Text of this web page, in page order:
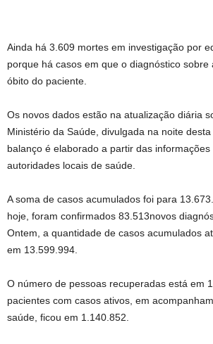
Ainda há 3.609 mortes em investigação por
porque há casos em que o diagnóstico sobre
óbito do paciente.
Os novos dados estão na atualização diária
Ministério da Saúde, divulgada na noite
balanço é elaborado a partir das
autoridades locais de saúde.
A soma de casos acumulados foi para
hoje, foram confirmados 83.513novos
Ontem, a quantidade de casos acumulados
em 13.599.994.
O número de pessoas recuperadas está em
pacientes com casos ativos, em
saúde, ficou em 1.140.852.